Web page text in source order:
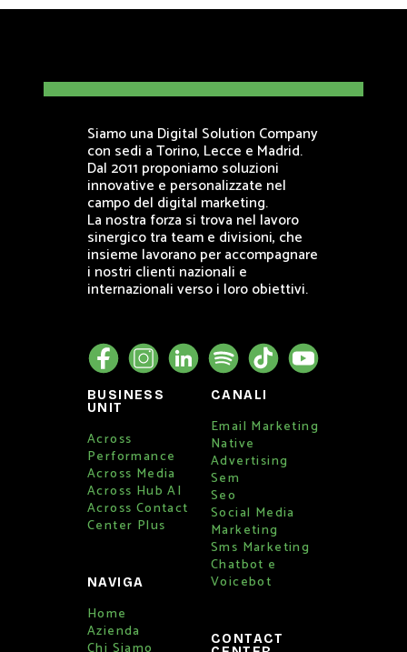
Siamo una Digital Solution Company
con sedi a Torino, Lecce e Madrid.
Dal 2011 proponiamo soluzioni
innovative e personalizzate nel
campo del digital marketing.
La nostra forza si trova nel lavoro
sinergico tra team e divisioni, che
insieme lavorano per accompagnare
i nostri clienti nazionali e
internazionali verso i loro obiettivi.
BUSINESS
UNIT
Across
Performance
Across Media
Across Hub AI
Across Contact
Center Plus
NAVIGA
Home
Azienda
CANALI
Email Marketing
Native
Advertising
Sem
Seo
Social Media
Marketing
Sms Marketing
Chatbot e
Voicebot
CONTACT